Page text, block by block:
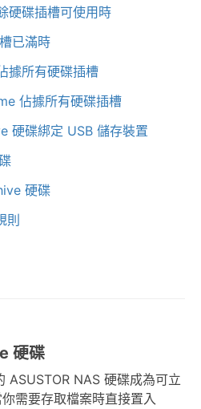
硬碟插槽可使用時
已滿時
據所有硬碟插槽
佔據所有硬碟插槽
硬碟綁定 USB 儲存裝置
硬碟
則
硬碟
ASUSTOR NAS 硬碟成為可立
需要存取檔案時直接置入